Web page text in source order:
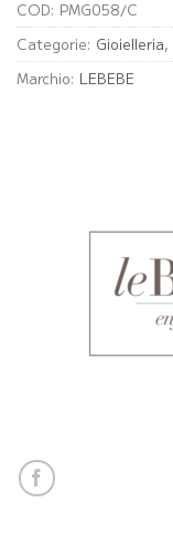
COD: PMG058/C
Categorie: Gioielleria,
Marchio: LEBEBE